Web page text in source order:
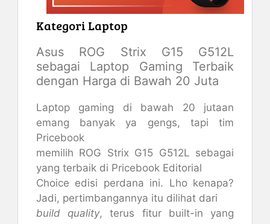
Kategori Laptop
Asus ROG Strix G15 G512L
sebagai Laptop Gaming Terbaik
dengan Harga di Bawah 20 Juta
Laptop gaming di bawah 20 jutaan
emang banyak ya gengs, tapi tim
Pricebook
memilih ROG Strix G15 G512L sebagai
yang terbaik di Pricebook Editorial
Choice edisi perdana ini. Lho kenapa?
Jadi, pertimbangannya itu dilihat dari
build quality, terus fitur built-in yang